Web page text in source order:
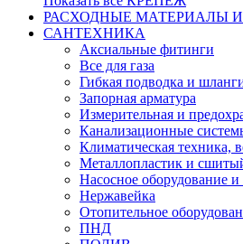
РАСХОДНЫЕ МАТЕРИАЛЫ
САНТЕХНИКА
Аксиальные фитинги
Все для газа
Гибкая подводка и
Запорная арматура
Измерительная и
Канализационные
Климатическая техника,
Металлопластик и
Насосное оборудование
Нержавейка
Отопительное
ПНД